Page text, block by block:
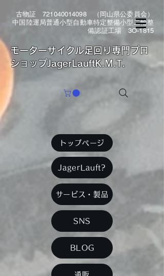
古物証 721040014098（岡山県公委員会）
中国陸運局普通小型自動車特定整備小型二輪整
備認証工場 3O-1815
​モーターサイクル足回り専門プロ
ショップJagerLauftK.M.T.
トップページ
JagerLauft?
サービス・製品
SNS
BLOG